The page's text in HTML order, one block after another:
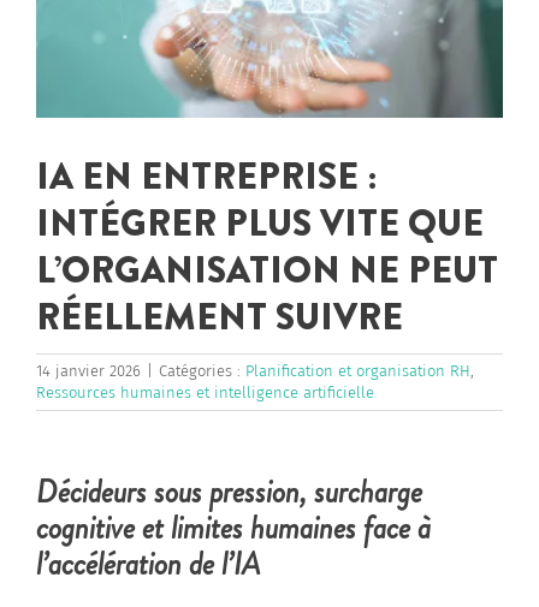
IA EN ENTREPRISE :
INTÉGRER PLUS VITE QUE
L’ORGANISATION NE PEUT
RÉELLEMENT SUIVRE
14 janvier 2026 Catégories : Planification et organisation RH
Ressources humaines et intelligence artificielle
Décideurs sous pression, surcharge
cognitive et limites humaines face à
l’accélération de l’IA